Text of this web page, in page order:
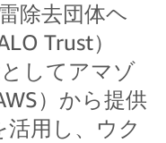
除去団体ヘ
Trust）
してアマゾ
）から提供
用し、ウク